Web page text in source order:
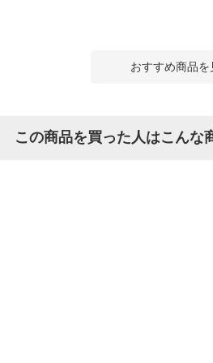
おすすめ商品を
この商品を買った人はこんな